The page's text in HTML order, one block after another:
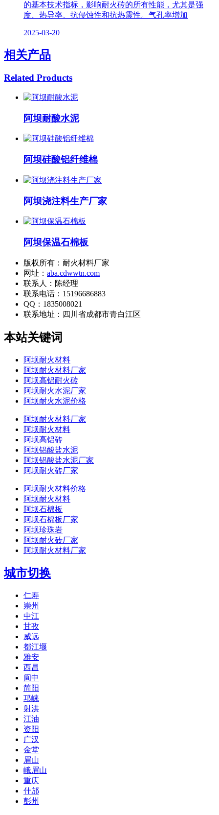
的基本技术指标，影响耐火砖的所有性能，尤其是强
度、热导率、抗侵蚀性和抗热震性。气孔率增加
2025-03-20
相关产品
Related Products
阿坝耐酸水泥
阿坝硅酸铝纤维棉
阿坝浇注料生产厂家
阿坝保温石棉板
版权所有：耐火材料厂家
网址： aba.cdwwtn.com
联系人：陈经理
联系电话：15196686883
QQ：1835008021
联系地址： 四川省成都市青白江区
本站关键词
阿坝耐火材料
阿坝耐火材料厂家
阿坝高铝耐火砖
阿坝耐火水泥厂家
阿坝耐火水泥价格
阿坝耐火材料厂家
阿坝耐火材料
阿坝高铝砖
阿坝铝酸盐水泥
阿坝铝酸盐水泥厂家
阿坝耐火砖厂家
阿坝耐火材料价格
阿坝耐火材料
阿坝石棉板
阿坝石棉板厂家
阿坝珍珠岩
阿坝耐火砖厂家
阿坝耐火材料厂家
城市切换
仁寿
崇州
中江
甘孜
威远
都江堰
雅安
西昌
阆中
简阳
邛崃
射洪
江油
资阳
广汉
金堂
眉山
峨眉山
重庆
什邡
彭州